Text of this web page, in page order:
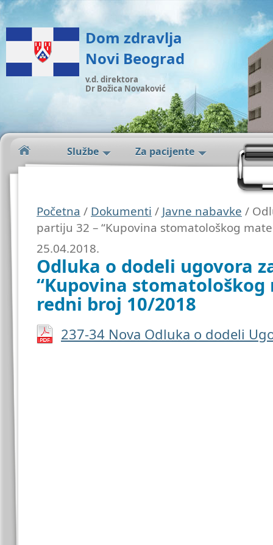
Dom zdravlja
Novi Beograd
v.d. direktora
Dr Božica Novaković
Službe Za pacijente
Početna / Dokumenti / Javne nabavke /
partiju 32 – “Kupovina stomatološkog
25.04.2018.
Odluka o dodeli ugovora
“Kupovina
redni broj 10/2018
237-34 Nova Odluka o dodeli